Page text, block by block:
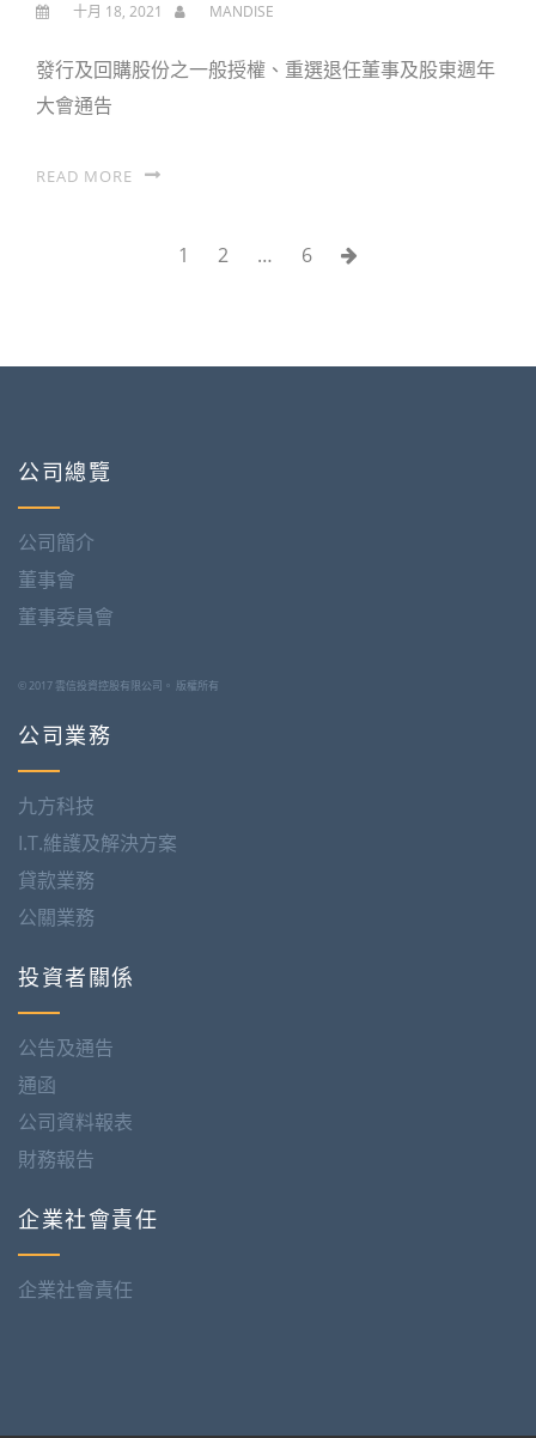
十月 18, 2021 MANDISE
發行及回購股份之一般授權、重選退任董事及股東週年
大會通告
READ MORE
分
Page
1 Page
2 … Page
6
Next
公司總覽
公司簡介
董事會
董事委員會
© 2017 雲信投資控股有限公司。 版權所有
公司業務
九方科技
I.T.維護及解決方案
貸款業務
公關業務
投資者關係
公告及通告
通函
公司資料報表
財務報告
企業社會責任
企業社會責任